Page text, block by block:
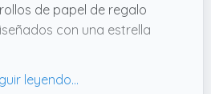
de papel de regalo
con una estrella
las ocasiones: el